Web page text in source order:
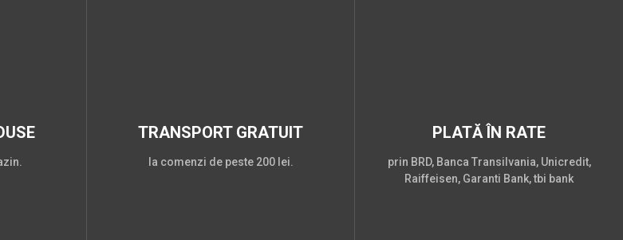
TRANSPORT GRATUIT
la comenzi de peste 200 lei.
PLATĂ ÎN RATE
prin BRD, Banca Transilvania, Unicredit,
Raiffeisen, Garanti Bank, tbi bank